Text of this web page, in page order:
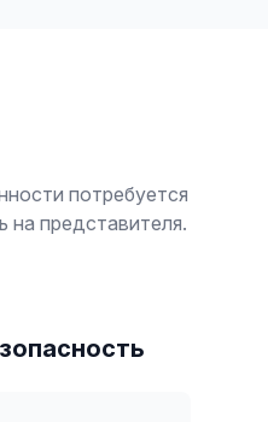
потребуется
на представителя.